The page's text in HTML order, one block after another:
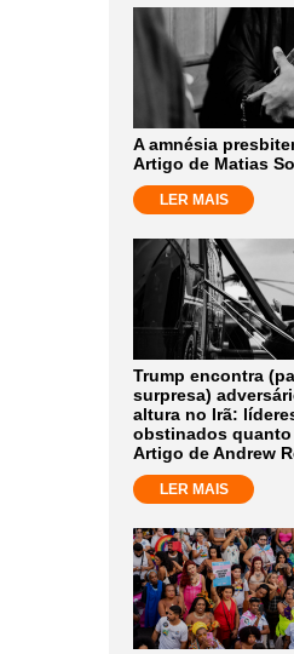
A amnésia
Artigo de Matias
LER MAIS
Trump encontra
surpresa)
altura no Irã:
obstinados quanto
Artigo de Andrew
LER MAIS